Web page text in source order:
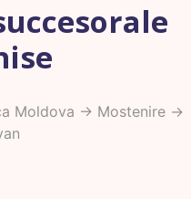
Moldova -> Mostenire->